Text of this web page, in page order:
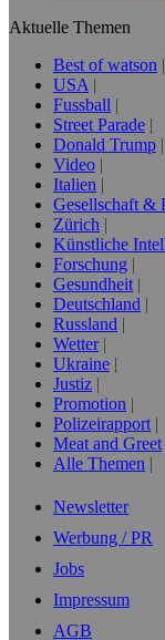
Aktuelle Themen
Best of watson
USA
Fussball
Street Parade
Donald Trump
Video
Italien
Gesellschaft &
Zürich
Künstliche
Forschung
Gesundheit
Deutschland
Russland
Wetter
Ukraine
Justiz
Promotion
Polizeirapport
Meat and Greet
Alle Themen
Newsletter
Werbung / PR
Jobs
Impressum
AGB